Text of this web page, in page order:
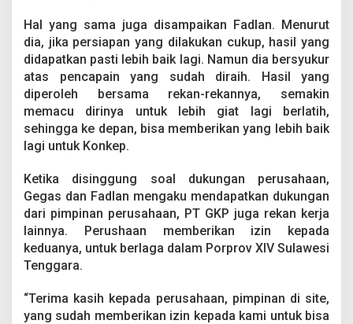
Hal yang sama juga disampaikan Fadlan. Menurut
dia, jika persiapan yang dilakukan cukup, hasil yang
didapatkan pasti lebih baik lagi. Namun dia bersyukur
atas pencapain yang sudah diraih. Hasil yang
diperoleh bersama rekan-rekannya, semakin
memacu dirinya untuk lebih giat lagi berlatih,
sehingga ke depan, bisa memberikan yang lebih baik
lagi untuk Konkep.
Ketika disinggung soal dukungan perusahaan,
Gegas dan Fadlan mengaku mendapatkan dukungan
dari pimpinan perusahaan, PT GKP juga rekan kerja
lainnya. Perushaan memberikan izin kepada
keduanya, untuk berlaga dalam Porprov XIV Sulawesi
Tenggara.
“Terima kasih kepada perusahaan, pimpinan di site,
yang sudah memberikan izin kepada kami untuk bisa